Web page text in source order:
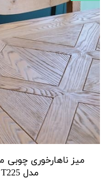
مدل T225 کد XSALA